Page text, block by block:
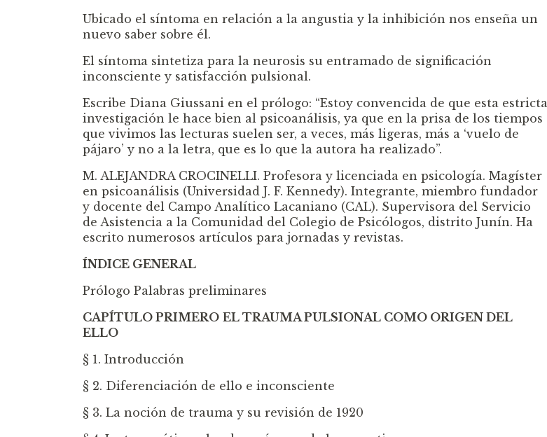
Ubicado el síntoma en relación a la angustia y la inhibición nos enseña un
nuevo saber sobre él.
El síntoma sintetiza para la neurosis su entramado de significación
inconsciente y satisfacción pulsional.
Escribe Diana Giussani en el prólogo: “Estoy convencida de que esta estricta
investigación le hace bien al psicoanálisis, ya que en la prisa de los tiempos
que vivimos las lecturas suelen ser, a veces, más ligeras, más a ‘vuelo de
pájaro’ y no a la letra, que es lo que la autora ha realizado”.
M. ALEJANDRA CROCINELLI. Profesora y licenciada en psicología. Magíster
en psicoanálisis (Universidad J. F. Kennedy). Integrante, miembro fundador
y docente del Campo Analítico Lacaniano (CAL). Supervisora del Servicio
de Asistencia a la Comunidad del Colegio de Psicólogos, distrito Junín. Ha
escrito numerosos artículos para jornadas y revistas.
ÍNDICE GENERAL
Prólogo Palabras preliminares
CAPÍTULO PRIMERO EL TRAUMA PULSIONAL COMO ORIGEN DEL
ELLO
§ 1. Introducción
§ 2. Diferenciación de ello e inconsciente
§ 3. La noción de trauma y su revisión de 1920